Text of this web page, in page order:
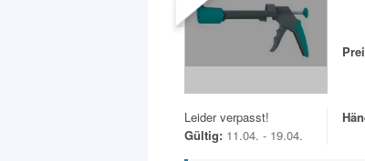
Leider verpasst!
Gültig: 11.04. - 19.04.